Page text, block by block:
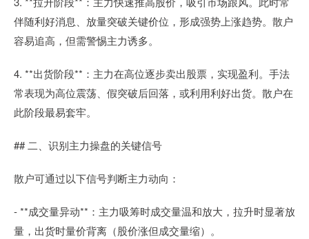
伴随利好消息、放量突破关键价位，形成强势上涨趋势。散户
容易追高，但需警惕主力诱多。
4. **出货阶段**：主力在高位逐步卖出股票，实现盈利。手法
常表现为高位震荡、假突破后回落，或利用利好出货。散户在
此阶段最易套牢。
## 二、识别主力操盘的关键信号
散户可通过以下信号判断主力动向：
- **成交量异动**：主力吸筹时成交量温和放大，拉升时显著放
量，出货时量价背离（股价涨但成交量缩）。